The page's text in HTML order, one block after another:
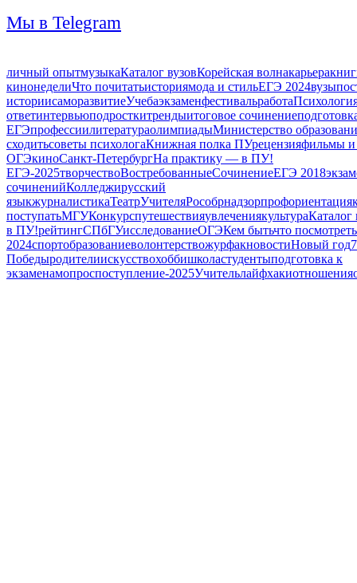
Мы в Telegram
личный опытмузыкаКаталог вузовКорейская волнакарьера
кинонеделиЧто почитатьисториямода и стильЕГЭ 2024вузы
историисаморазвитиеУчебаэкзаменфестивальработа
ответинтервьюподросткитрендыитоговое сочинение
ЕГЭпрофессиилитератураолимпиадыМинистерство
сходитьсоветы психологаКнижная полка ПУрецензияфильмы и
ОГЭкиноСанкт-ПетербургНа практику — в ПУ!
ЕГЭ-2025творчествоВостребованныеСочинениеЕГЭ 2018
сочиненийКолледжирусский
языкжурналистикаТеатрУчителяРособрнадзорпрофориентация
поступатьМГУКонкурспутешествияувлечениякультураКаталог
в ПУ!рейтингСПбГУисследованиеОГЭКем бытьчто посмотреть
2024спортобразованиеволонтерствожурфакновостиНовый год
Победыродителиискусствохоббишколастудентыподготовка к
экзаменамопроспоступление-2025Учительлайфхакиотношения